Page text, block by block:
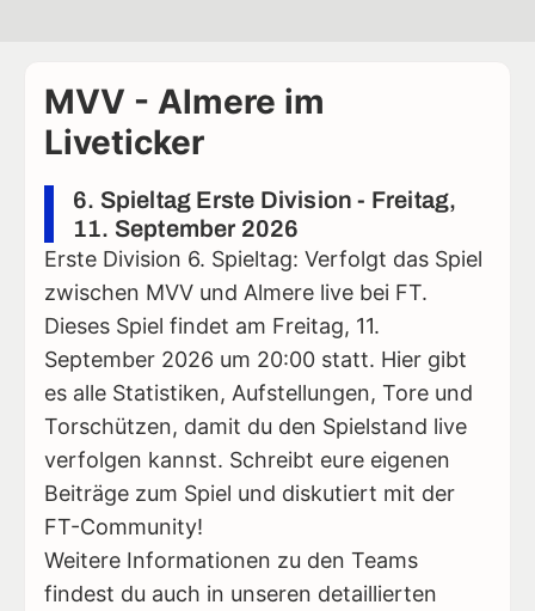
MVV - Almere im
Liveticker
6. Spieltag Erste Division - Freitag,
11. September 2026
Erste Division 6. Spieltag: Verfolgt das Spiel
zwischen MVV und Almere live bei FT.
Dieses Spiel findet am Freitag, 11.
September 2026 um 20:00 statt. Hier gibt
es alle Statistiken, Aufstellungen, Tore und
Torschützen, damit du den Spielstand live
verfolgen kannst. Schreibt eure eigenen
Beiträge zum Spiel und diskutiert mit der
FT-Community!
Weitere Informationen zu den Teams
findest du auch in unseren detaillierten